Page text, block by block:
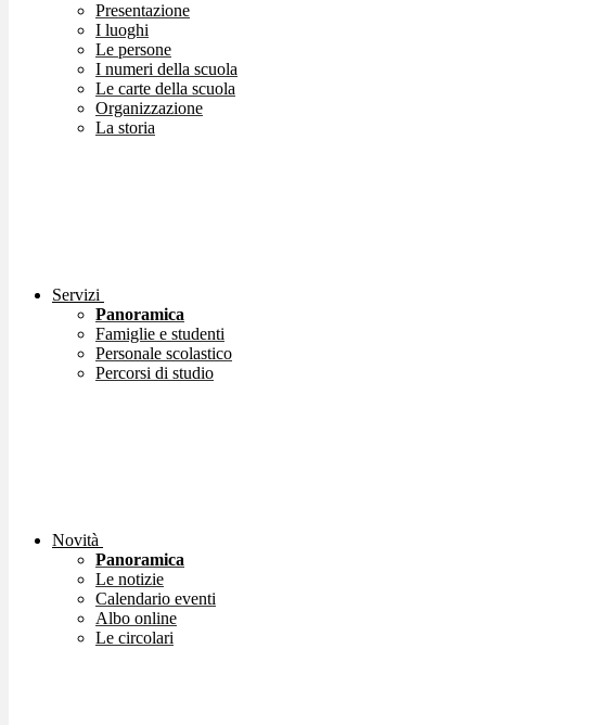
Presentazione
I luoghi
Le persone
I numeri della scuola
Le carte della scuola
Organizzazione
La storia
Servizi
Panoramica
Famiglie e studenti
Personale scolastico
Percorsi di studio
Novità
Panoramica
Le notizie
Calendario eventi
Albo online
Le circolari